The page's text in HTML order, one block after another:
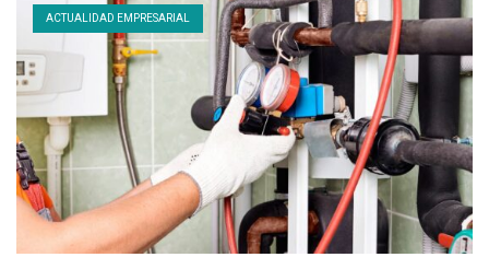
ACTUALIDAD EMPRESARIAL